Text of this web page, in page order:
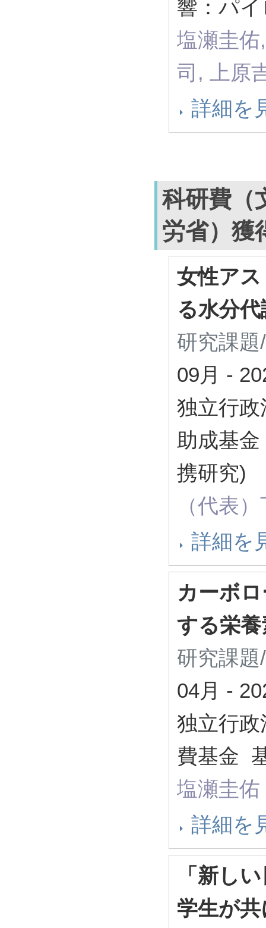
響：パ
塩瀬圭
司, 上原
詳細を
科研費（
労省）獲
女性ア
る水分
研究課
09月 -
独立行
助成基
携研究)
（代表
詳細を
カーボ
する栄
研究課
04月 -
独立行
費基金
塩瀬圭佑
詳細を
「新し
学生が